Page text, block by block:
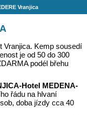
BELVEDERE Vranjica
Seget Vranjica.
Vzdálenost je od
je ZDARMA
jiné: